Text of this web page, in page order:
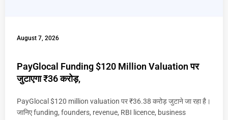
August 7, 2026
PayGlocal Funding $120 Million Valuation पर
जुटाएगा ₹36 करोड़,
PayGlocal $120 million valuation पर ₹36.38 करोड़ जुटाने जा रहा है।
जानिए funding, founders, revenue, RBI licence, business